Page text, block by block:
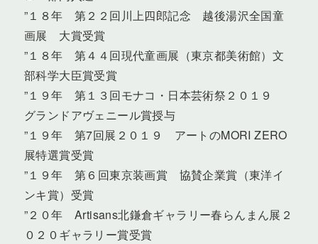
”１８年 第２２回川上四郎記念 越後湯沢全国童
画展 大賞受賞
”１８年 第４４回現代童画展（東京都美術館）文
部科学大臣賞受賞
”１９年 第１３回モナコ・日本芸術祭２０１９
グランドアヴェニール賞授与
”１９年 第7回展２０１９ アートのMORI ZERO
展特選賞受賞
”１９年 第６回東京装画賞 協賛企業賞（東洋イ
ンキ賞）受賞
”２０年 Artisans北鎌倉ギャラリー春らんまん展２
０２０ギャラリー賞受賞